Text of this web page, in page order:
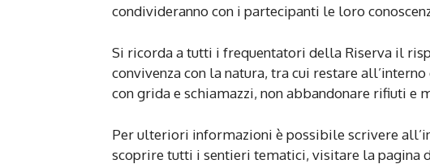
condivideranno con i partecipanti le loro
Si ricorda a tutti i frequentatori della Riserva il
convivenza con la natura, tra cui restare
con grida e schiamazzi, non abbandonare rifiuti e
Per ulteriori informazioni è possibile scrivere
scoprire tutti i sentieri tematici, visitare la pagina